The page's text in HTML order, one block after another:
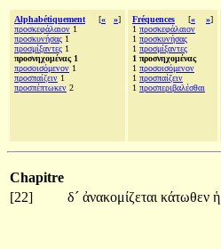
Alphabétiquement [« »]
προσκεφάλαιον 1
προσκυνήσας 1
προσμίξαντες 1
προσνηχομένας 1
προσοισόμενον 1
προσπαίζειν 1
προσπέπτωκεν 2
Fréquences [« »]
1 προσκεφάλαιον
1 προσκυνήσας
1 προσμίξαντες
1 προσνηχομένας
1 προσοισόμενον
1 προσπαίζειν
1 προσπεριβαλέσθαι
Chapitre
[22]
δ´ ἀνακομίζεται κάτωθεν ἡ